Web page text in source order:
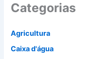
Categorias
Agricultura
Caixa d'água